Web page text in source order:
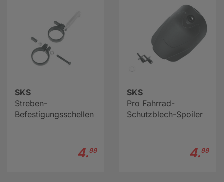
SKS
Streben-
Befestigungsschellen
4.99
SKS
Pro Fahrrad-
Schutzblech-Spoiler
4.99